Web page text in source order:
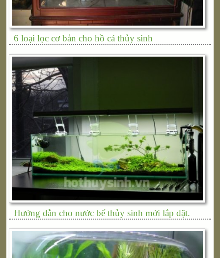
6 loại lọc cơ bản cho hồ cá thủy sinh
Hướng dẫn cho nước bể thủy sinh mới lắp đặt.